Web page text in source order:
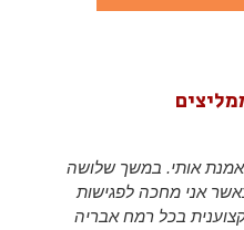
אותי. במשך שלושה
אני מחכה לפגישות
בכל רמח אבריה